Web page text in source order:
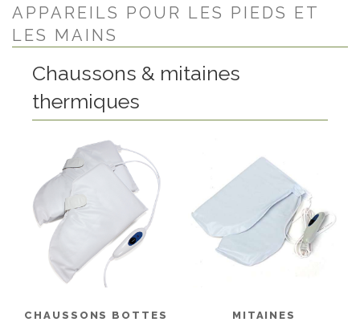
APPAREILS POUR LES PIEDS ET
LES MAINS
Chaussons & mitaines
thermiques
CHAUSSONS BOTTES
MITAINES